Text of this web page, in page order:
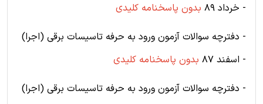
- خرداد 89
بدون پاسخنامه کلیدی
- دفترچه سوالات آزمون ورود به حرفه تاسیسات برقی (اجرا)
- اسفند 87
بدون پاسخنامه کلیدی
- دفترچه سوالات آزمون ورود به حرفه تاسیسات برقی (اجرا)